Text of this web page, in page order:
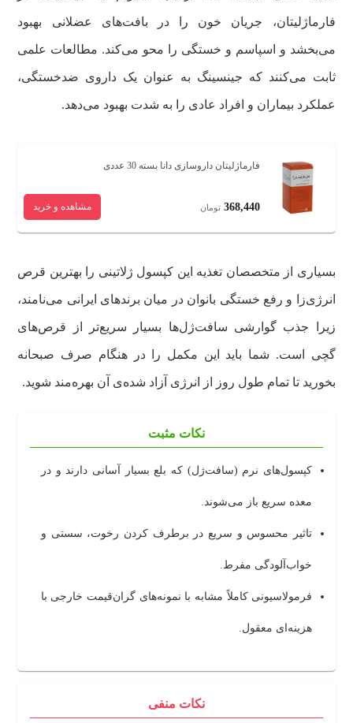
فارماژلیتان، جریان خون را در بافت‌های عضلانی بهبود
می‌بخشد و اسپاسم و خستگی را محو می‌کند. مطالعات علمی
ثابت می‌کنند که جینسینگ به عنوان یک داروی ضدخستگی،
عملکرد بیماران و افراد عادی را به شدت بهبود می‌دهد.
فارماژلیتان داروسازی دانا بسته 30 عددی
368,440 تومان مشاهده و خرید
بسیاری از متخصصان تغذیه این کپسول ژلاتینی را بهترین قرص
انرژی‌زا و رفع خستگی بانوان در میان برندهای ایرانی می‌نامند،
زیرا جذب گوارشی سافت‌ژل‌ها بسیار سریع‌تر از قرص‌های
گچی است. شما باید این مکمل را در هنگام صرف صبحانه
بخورید تا تمام طول روز از انرژی آزاد شده‌ی آن بهره‌مند شوید.
نکات مثبت
کپسول‌های نرم (سافت‌ژل) که بلع بسیار آسانی دارند و در
معده سریع باز می‌شوند.
تاثیر محسوس و سریع در برطرف کردن رخوت، سستی و
خواب‌آلودگی مفرط.
فرمولاسیونی کاملاً مشابه با نمونه‌های گران‌قیمت خارجی با
هزینه‌ای معقول.
نکات منفی